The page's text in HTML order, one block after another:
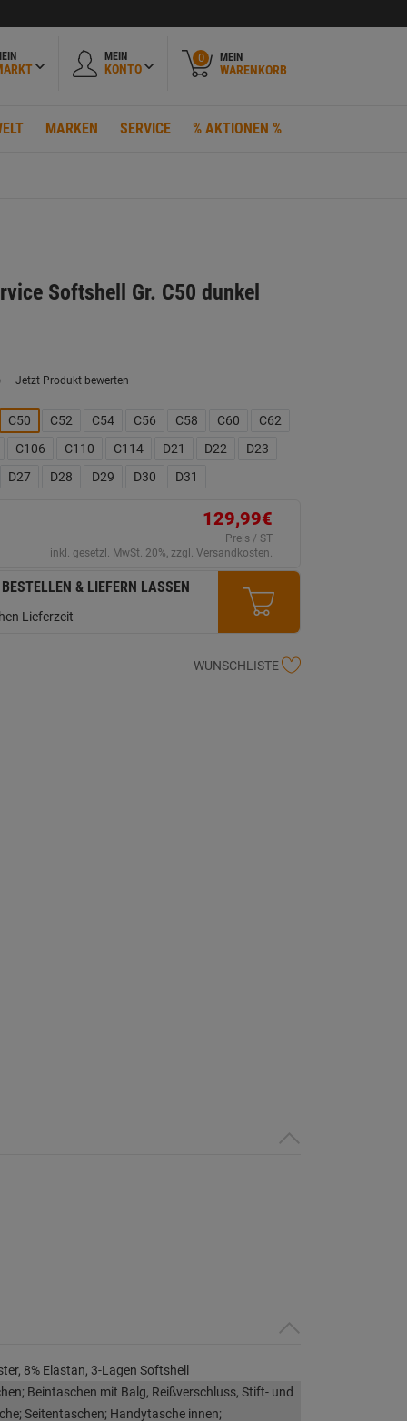
MEIN
KONTO
0 MEIN
WARENKORB
MARKEN SERVICE % AKTIONEN %
Softshell Gr. C50 dunkel
Jetzt Produkt bewerten
C50 C52 C54 C56 C58 C60
C62
C106 C110 C114 D21 D22
D23
D27 D28 D29 D30 D31
129,99€
Preis / ST
inkl. gesetzl. MwSt. 20%, zzgl. Versandkosten.
& LIEFERN LASSEN
Lieferzeit
WUNSCHLISTE
8% Elastan, 3-Lagen Softshell
Beintaschen mit Balg, Reißverschluss, Stift- und
Seitentaschen; Handytasche innen;